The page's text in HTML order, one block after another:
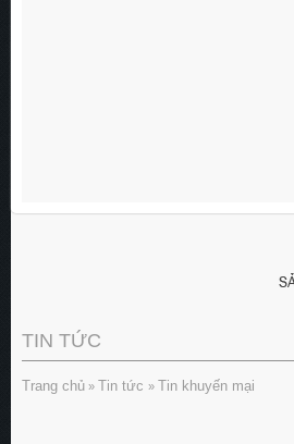
TIN TỨC
Trang chủ » Tin tức » Tin khuyến mại